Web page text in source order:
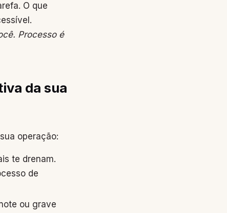
O que
Processo é
da sua
operação:
te drenam.
de
ou grave